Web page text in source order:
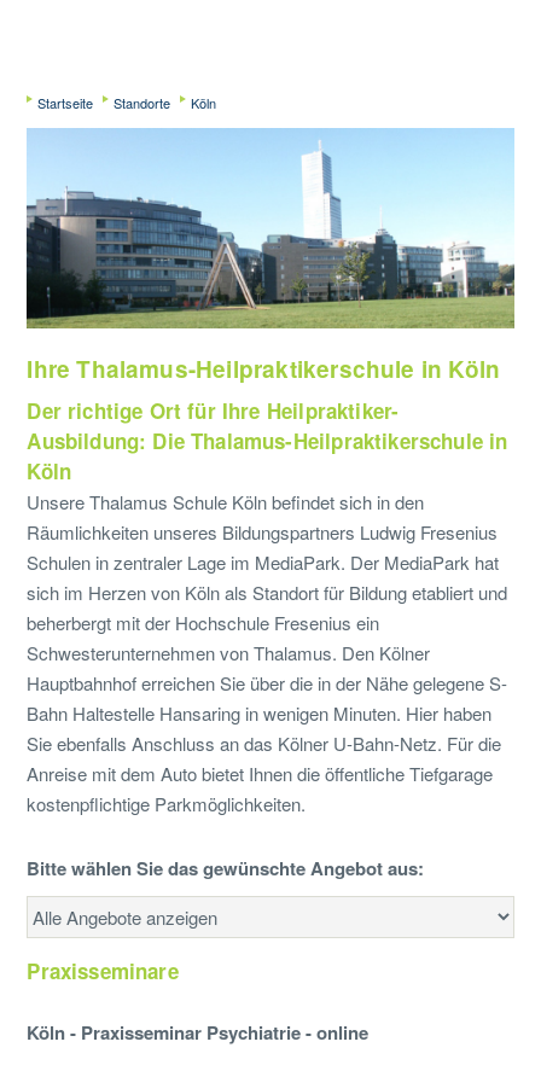
Startseite Standorte Köln
Ihre Thalamus-Heilpraktikerschule in Köln
Der richtige Ort für Ihre Heilpraktiker-
Ausbildung: Die Thalamus-Heilpraktikerschule in
Köln
Unsere Thalamus Schule Köln befindet sich in den
Räumlichkeiten unseres Bildungspartners Ludwig Fresenius
Schulen in zentraler Lage im MediaPark. Der MediaPark hat
sich im Herzen von Köln als Standort für Bildung etabliert und
beherbergt mit der Hochschule Fresenius ein
Schwesterunternehmen von Thalamus. Den Kölner
Hauptbahnhof erreichen Sie über die in der Nähe gelegene S-
Bahn Haltestelle Hansaring in wenigen Minuten. Hier haben
Sie ebenfalls Anschluss an das Kölner U-Bahn-Netz. Für die
Anreise mit dem Auto bietet Ihnen die öffentliche Tiefgarage
kostenpflichtige Parkmöglichkeiten.
Bitte wählen Sie das gewünschte Angebot aus:
Praxisseminare
Köln - Praxisseminar Psychiatrie - online